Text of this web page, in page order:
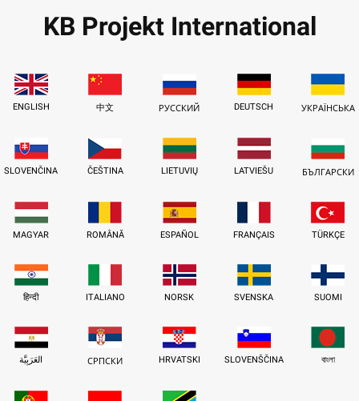
KB Projekt International
ENGLISH 中文 РУССКИЙ DEUTSCH УКРАЇНСЬКА
SLOVENČINA ČEŠTINA LIETUVIŲ LATVIEŠU БЪЛГАРСКИ
MAGYAR ROMÂNĂ ESPAÑOL FRANÇAIS TÜRKÇE
हिन्दी ITALIANO NORSK SVENSKA SUOMI
العَرَبِيَّة СРПСКИ HRVATSKI SLOVENŠČINA বাংলা